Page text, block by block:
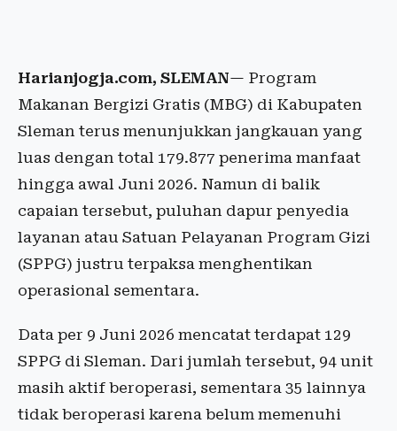
Harianjogja.com, SLEMAN— Program
Makanan Bergizi Gratis (MBG) di Kabupaten
Sleman terus menunjukkan jangkauan yang
luas dengan total 179.877 penerima manfaat
hingga awal Juni 2026. Namun di balik
capaian tersebut, puluhan dapur penyedia
layanan atau Satuan Pelayanan Program Gizi
(SPPG) justru terpaksa menghentikan
operasional sementara.
Data per 9 Juni 2026 mencatat terdapat 129
SPPG di Sleman. Dari jumlah tersebut, 94 unit
masih aktif beroperasi, sementara 35 lainnya
tidak beroperasi karena belum memenuhi